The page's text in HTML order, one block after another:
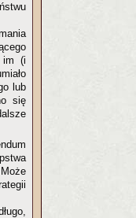
im (i
lub
się